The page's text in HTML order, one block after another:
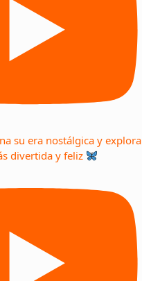
su era nostálgica y explora
divertida y feliz